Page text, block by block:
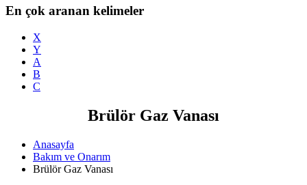
En çok aranan kelimeler
X
Y
A
B
C
Brülör Gaz Vanası
Anasayfa
Bakım ve Onarım
Brülör Gaz Vanası